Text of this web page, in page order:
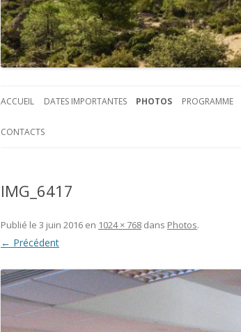
ACCUEIL DATES IMPORTANTES PHOTOS PROGRAMME
CONTACTS
IMG_6417
Publié le 3 juin 2016 en 1024 × 768 dans Photos.
← Précédent